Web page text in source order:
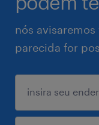
nós
parecida for